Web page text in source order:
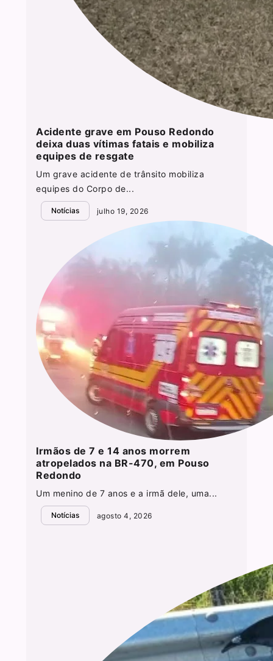
Acidente grave em Pouso Redondo
deixa duas vítimas fatais e mobiliza
equipes de resgate
Um grave acidente de trânsito mobiliza
equipes do Corpo de...
Notícias julho 19, 2026
Irmãos de 7 e 14 anos morrem
atropelados na BR-470, em Pouso
Redondo
Um menino de 7 anos e a irmã dele, uma...
Notícias agosto 4, 2026